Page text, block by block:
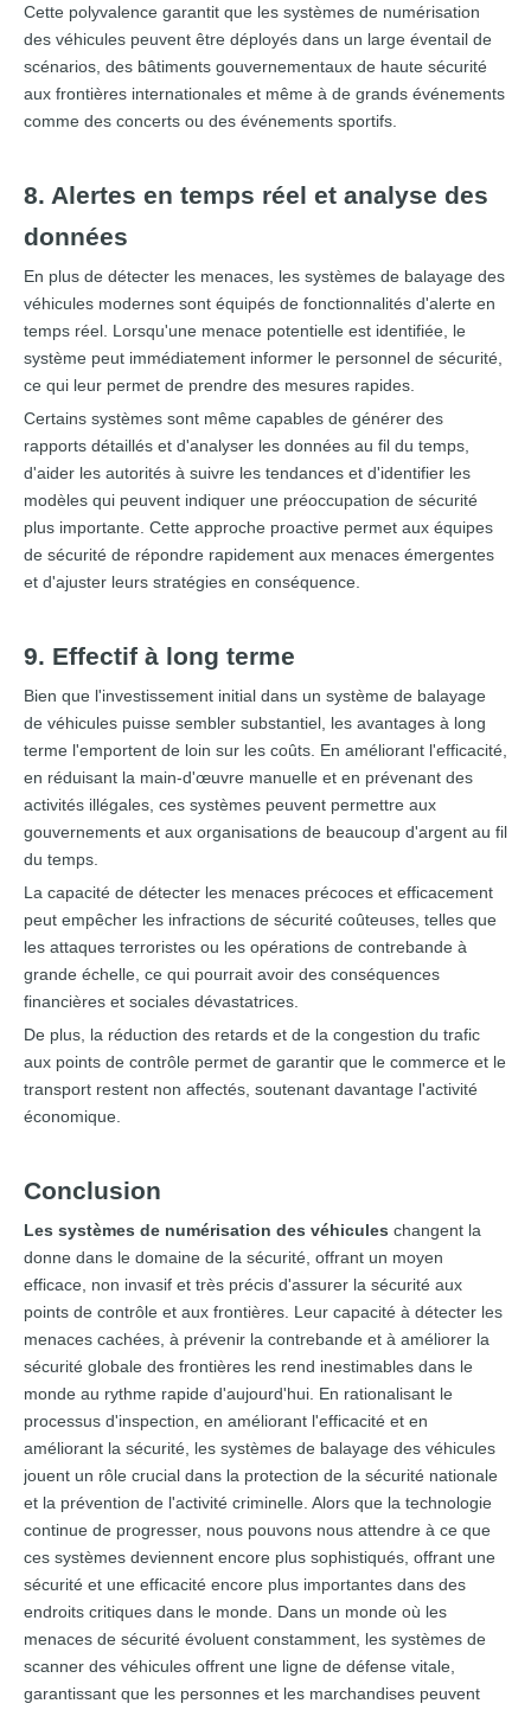
Cette polyvalence garantit que les systèmes de numérisation
des véhicules peuvent être déployés dans un large éventail de
scénarios, des bâtiments gouvernementaux de haute sécurité
aux frontières internationales et même à de grands événements
comme des concerts ou des événements sportifs.
8. Alertes en temps réel et analyse des
données
En plus de détecter les menaces, les systèmes de balayage des
véhicules modernes sont équipés de fonctionnalités d'alerte en
temps réel. Lorsqu'une menace potentielle est identifiée, le
système peut immédiatement informer le personnel de sécurité,
ce qui leur permet de prendre des mesures rapides.
Certains systèmes sont même capables de générer des
rapports détaillés et d'analyser les données au fil du temps,
d'aider les autorités à suivre les tendances et d'identifier les
modèles qui peuvent indiquer une préoccupation de sécurité
plus importante. Cette approche proactive permet aux équipes
de sécurité de répondre rapidement aux menaces émergentes
et d'ajuster leurs stratégies en conséquence.
9. Effectif à long terme
Bien que l'investissement initial dans un système de balayage
de véhicules puisse sembler substantiel, les avantages à long
terme l'emportent de loin sur les coûts. En améliorant l'efficacité,
en réduisant la main-d'œuvre manuelle et en prévenant des
activités illégales, ces systèmes peuvent permettre aux
gouvernements et aux organisations de beaucoup d'argent au fil
du temps.
La capacité de détecter les menaces précoces et efficacement
peut empêcher les infractions de sécurité coûteuses, telles que
les attaques terroristes ou les opérations de contrebande à
grande échelle, ce qui pourrait avoir des conséquences
financières et sociales dévastatrices.
De plus, la réduction des retards et de la congestion du trafic
aux points de contrôle permet de garantir que le commerce et le
transport restent non affectés, soutenant davantage l'activité
économique.
Conclusion
Les systèmes de numérisation des véhicules changent la
donne dans le domaine de la sécurité, offrant un moyen
efficace, non invasif et très précis d'assurer la sécurité aux
points de contrôle et aux frontières. Leur capacité à détecter les
menaces cachées, à prévenir la contrebande et à améliorer la
sécurité globale des frontières les rend inestimables dans le
monde au rythme rapide d'aujourd'hui. En rationalisant le
processus d'inspection, en améliorant l'efficacité et en
améliorant la sécurité, les systèmes de balayage des véhicules
jouent un rôle crucial dans la protection de la sécurité nationale
et la prévention de l'activité criminelle. Alors que la technologie
continue de progresser, nous pouvons nous attendre à ce que
ces systèmes deviennent encore plus sophistiqués, offrant une
sécurité et une efficacité encore plus importantes dans des
endroits critiques dans le monde. Dans un monde où les
menaces de sécurité évoluent constamment, les systèmes de
scanner des véhicules offrent une ligne de défense vitale,
garantissant que les personnes et les marchandises peuvent